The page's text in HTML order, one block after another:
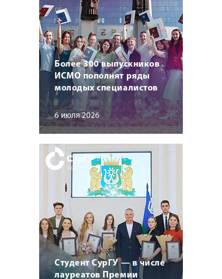
Более 300 выпускников
ИСМО пополнят ряды
молодых специалистов
6 июля 2026
Студент СурГУ — в числе
лауреатов Премии